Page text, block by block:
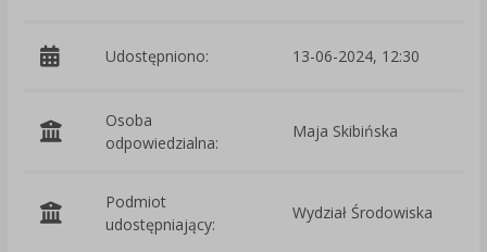
Udostępniono: 13-06-2024, 12:30
Osoba
odpowiedzialna:
Maja Skibińska
Podmiot
udostępniający:
Wydział Środowiska